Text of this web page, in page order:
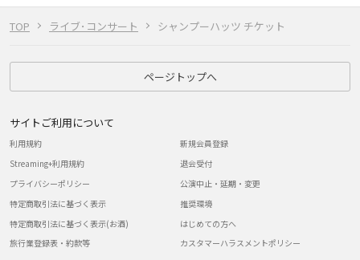
TOP ライブ･コンサート シャンプーハッツ チケット
ページトップへ
サイトご利用について
利用規約
Streaming+利用規約
プライバシーポリシー
特定商取引法に基づく表示
特定商取引法に基づく表示(お酒)
旅行業登録表・約款等
新規会員登録
退会受付
公演中止・延期・変更
推奨環境
はじめての方へ
カスタマーハラスメントポリシー